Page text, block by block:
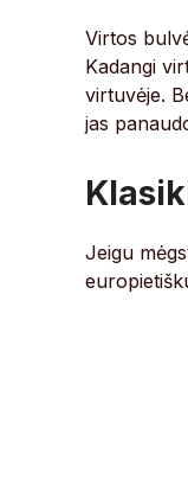
Virtos
Kadangi
virtuvėje.
jas
Jeigu